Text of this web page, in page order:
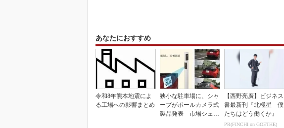
あなたにおすすめ
令和8年熊本地震によ
る工場への影響まとめ
狭小な駐車場に、シャ
ープがポールカメラ式
製品発表 市場シェア
【西野亮廣】ビジネス
書最新刊『北極星 僕
たちはどう働くか』
PR(FINCHI on GOETHE)